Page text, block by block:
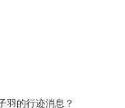
的行迹消息？